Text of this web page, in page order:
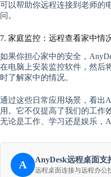
可以帮助你远程连接到老师的
问。
7. 家庭监控：远程查看家中情
如果你担心家中的安全，
在电脑上安装监控软件，然后
时了解家中的情况。
通过这些日常应用场景，看出
用。它不仅提高了我们的工作
无论是工作、学习还是娱乐，
A AnyDesk远程桌面支
远程桌面连接与远程办公